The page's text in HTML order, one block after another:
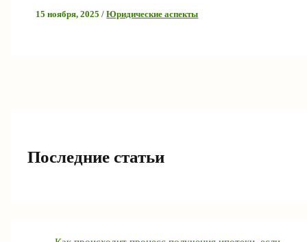
Последние статьи
15 ноября, 2025/Юридические аспекты